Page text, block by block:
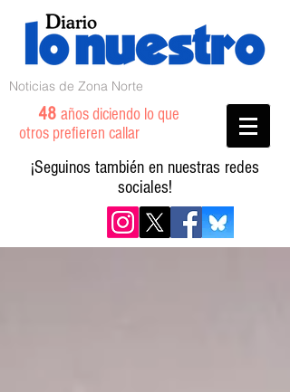
Noticias de Zona Norte
48 años diciendo lo que
otros prefieren callar
¡Seguinos también en nuestras redes
sociales!